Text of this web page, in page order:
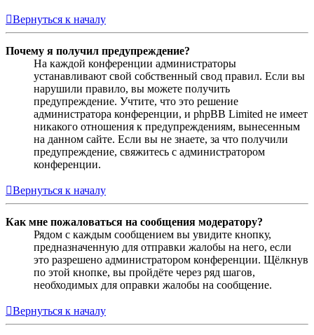
Вернуться к началу
Почему я получил предупреждение?
На каждой конференции администраторы
устанавливают свой собственный свод правил. Если вы
нарушили правило, вы можете получить
предупреждение. Учтите, что это решение
администратора конференции, и phpBB Limited не имеет
никакого отношения к предупреждениям, вынесенным
на данном сайте. Если вы не знаете, за что получили
предупреждение, свяжитесь с администратором
конференции.
Вернуться к началу
Как мне пожаловаться на сообщения модератору?
Рядом с каждым сообщением вы увидите кнопку,
предназначенную для отправки жалобы на него, если
это разрешено администратором конференции. Щёлкнув
по этой кнопке, вы пройдёте через ряд шагов,
необходимых для оправки жалобы на сообщение.
Вернуться к началу